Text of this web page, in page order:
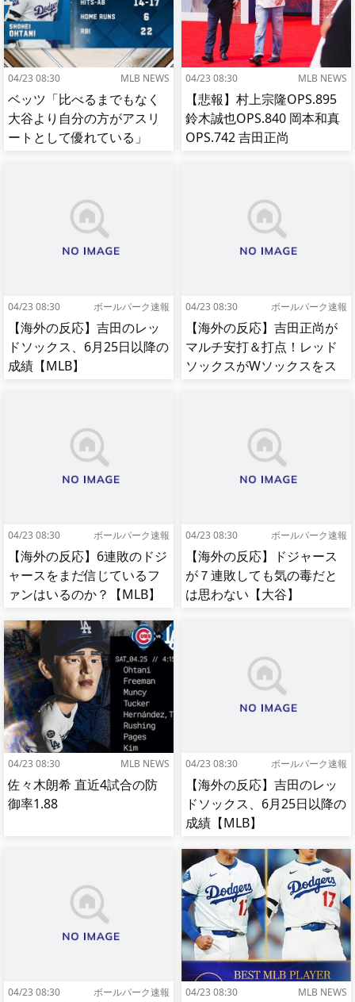
04/23 08:30 MLB NEWS
ベッツ「比べるまでもなく
大谷より自分の方がアスリ
ートとして優れている」
04/23 08:30 MLB NEWS
【悲報】村上宗隆OPS.895
鈴木誠也OPS.840 岡本和真
OPS.742 吉田正尚
04/23 08:30 ボールパーク速報
【海外の反応】吉田のレッ
ドソックス、6月25日以降の
成績【MLB】
04/23 08:30 ボールパーク速報
【海外の反応】吉田正尚が
マルチ安打＆打点！レッド
ソックスがWソックスをス
04/23 08:30 ボールパーク速報
【海外の反応】6連敗のドジ
ャースをまだ信じているフ
ァンはいるのか？【MLB】
04/23 08:30 ボールパーク速報
【海外の反応】ドジャース
が７連敗しても気の毒だと
は思わない【大谷】
04/23 08:30 MLB NEWS
佐々木朗希 直近4試合の防
御率1.88
04/23 08:30 ボールパーク速報
【海外の反応】吉田のレッ
ドソックス、6月25日以降の
成績【MLB】
04/23 08:30 ボールパーク速報 04/23 08:30 MLB NEWS